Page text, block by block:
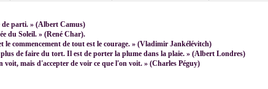
de parti. » (Albert Camus)
du Soleil. » (René Char).
le commencement de tout est le courage. » (Vladimir Jankélévitch)
de faire du tort. Il est de porter la plume dans la plaie. » (Albert Londres)
mais d'accepter de voir ce que l'on voit. » (Charles Péguy)